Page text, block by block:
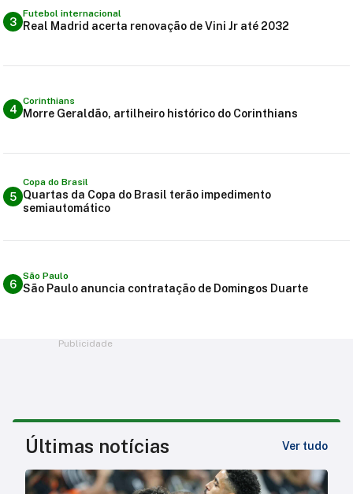
3
Futebol internacional
Real Madrid acerta renovação de Vini Jr até 2032
4
Corinthians
Morre Geraldão, artilheiro histórico do Corinthians
5
Copa do Brasil
Quartas da Copa do Brasil terão impedimento
semiautomático
6
São Paulo
São Paulo anuncia contratação de Domingos Duarte
Publicidade
Últimas notícias Ver tudo